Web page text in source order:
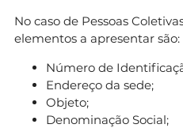
No caso de Pessoas
elementos a apresentar são:
Número de
Endereço da sede;
Objeto;
Denominação Social;